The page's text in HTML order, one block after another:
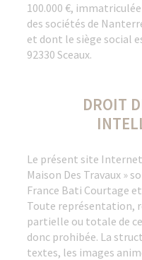
100.000 €,
des sociétés de
et dont le siège social
92330 Sceaux.
DROIT
Le présent site
Maison Des Travaux »
France Bati Courtage
Toute représentation,
partielle ou totale de
donc prohibée. La
textes, les images